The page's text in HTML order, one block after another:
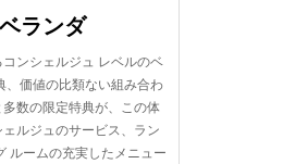
ランダ
ンシェルジュ レベルのベ
、価値の比類ない組み合わ
数の限定特典が、この体
ルジュのサービス、ラン
ルームの充実したメニュー